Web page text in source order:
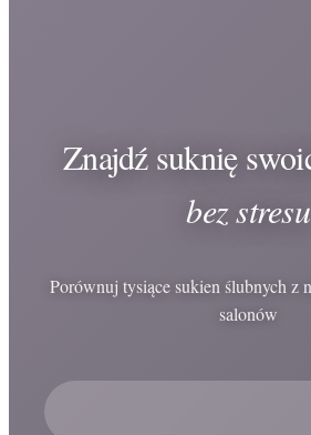
Znajdź suknię
bez stresu
Porównuj tysiące sukien ślubnych z
salonów